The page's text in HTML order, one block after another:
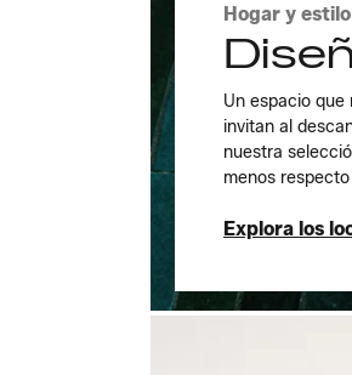
Hogar y
Un espacio
invitan al
nuestra
menos respecto
Explora los
Explora los looks